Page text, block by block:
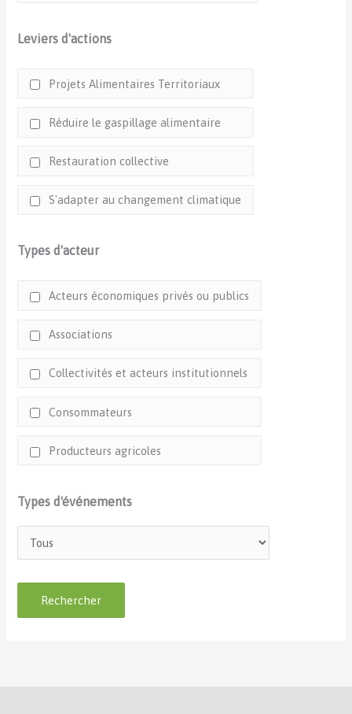
Leviers d'actions
Projets Alimentaires Territoriaux
Réduire le gaspillage alimentaire
Restauration collective
S'adapter au changement climatique
Types d'acteur
Acteurs économiques privés ou publics
Associations
Collectivités et acteurs institutionnels
Consommateurs
Producteurs agricoles
Types d'événements